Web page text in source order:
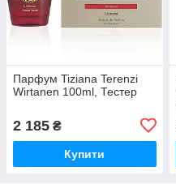
Парфум Tiziana Terenzi
Wirtanen 100ml, Тестер
2 185 ₴
Купити